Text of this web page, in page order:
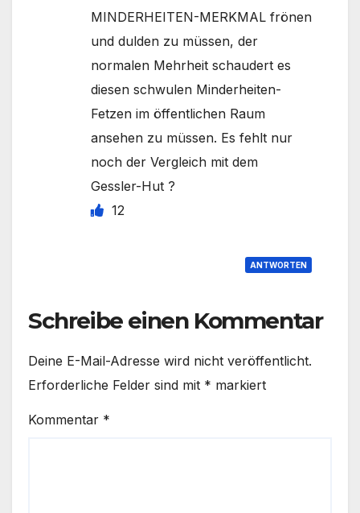
MINDERHEITEN-MERKMAL frönen
und dulden zu müssen, der
normalen Mehrheit schaudert es
diesen schwulen Minderheiten-
Fetzen im öffentlichen Raum
ansehen zu müssen. Es fehlt nur
noch der Vergleich mit dem
Gessler-Hut ?
12
ANTWORTEN
Schreibe einen Kommentar
Deine E-Mail-Adresse wird nicht veröffentlicht.
Erforderliche Felder sind mit * markiert
Kommentar *